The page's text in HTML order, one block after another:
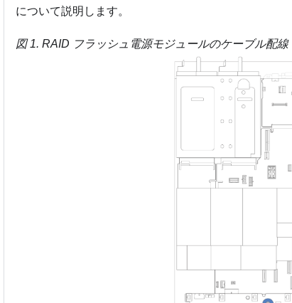
について説明します。
図 1. RAID フラッシュ電源モジュールのケーブル配線